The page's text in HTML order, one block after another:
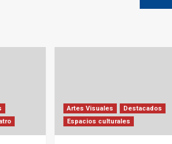
Artes Visuales
Destacados
Espacios culturales